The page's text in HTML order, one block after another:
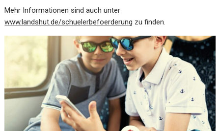
Mehr Informationen sind auch unter
www.landshut.de/schuelerbefoerderung zu finden.